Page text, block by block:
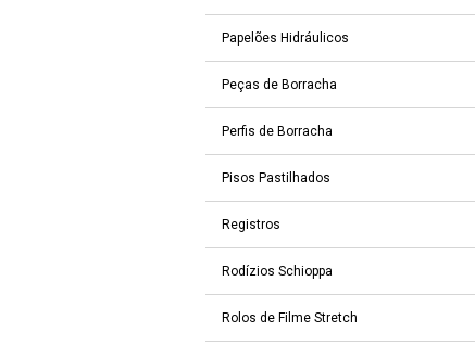
Papelões Hidráulicos
Peças de Borracha
Perfis de Borracha
Pisos Pastilhados
Registros
Rodízios Schioppa
Rolos de Filme Stretch